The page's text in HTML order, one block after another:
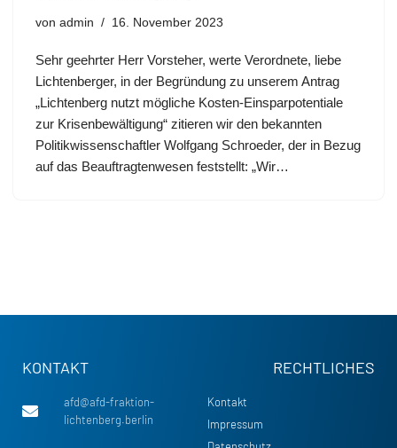
von admin 16. November 2023
Sehr geehrter Herr Vorsteher, werte Verordnete, liebe
Lichtenberger, in der Begründung zu unserem Antrag
„Lichtenberg nutzt mögliche Kosten-Einsparpotentiale
zur Krisenbewältigung“ zitieren wir den bekannten
Politikwissenschaftler Wolfgang Schroeder, der in Bezug
auf das Beauftragtenwesen feststellt: „Wir…
KONTAKT
afd@afd-fraktion-
lichtenberg.berlin
RECHTLICHES
Kontakt
Impressum